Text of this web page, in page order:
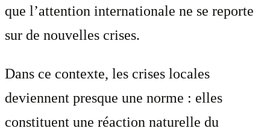
que l’attention internationale ne se reporte
sur de nouvelles crises.
Dans ce contexte, les crises locales
deviennent presque une norme : elles
constituent une réaction naturelle du